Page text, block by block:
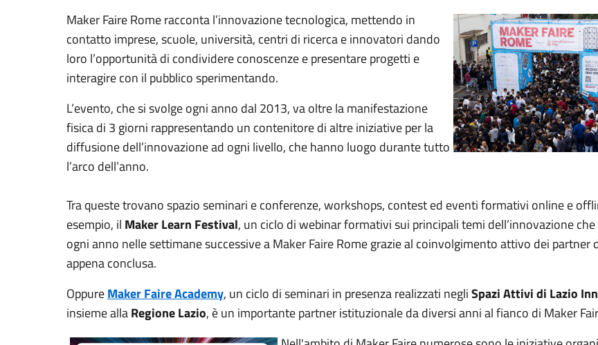
Maker Faire Rome racconta l’innovazione tecnologica, mettendo in
contatto imprese, scuole, università, centri di ricerca e innovatori dando
loro l’opportunità di condividere conoscenze e presentare progetti e
interagire con il pubblico sperimentando.
L’evento, che si svolge ogni anno dal 2013, va oltre la manifestazione
fisica di 3 giorni rappresentando un contenitore di altre iniziative per la
diffusione dell’innovazione ad ogni livello, che hanno luogo durante tutto
l’arco dell’anno.
Tra queste trovano spazio seminari e conferenze, workshops, contest ed eventi formativi online e
esempio, il Maker Learn Festival, un ciclo di webinar formativi sui principali temi dell’innovazione
ogni anno nelle settimane successive a Maker Faire Rome grazie al coinvolgimento attivo dei partner
appena conclusa.
OppureMaker Faire Academy, un ciclo di seminari in presenza realizzati negliSpazi Attivi di Lazio
insieme allaRegione Lazio, è un importante partner istituzionale da diversi anni al fianco di Maker